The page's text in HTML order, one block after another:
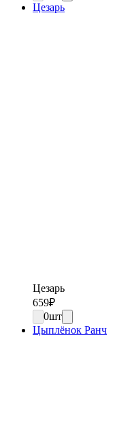
Цезарь
Цезарь
659₽
0шт
Цыплёнок Ранч